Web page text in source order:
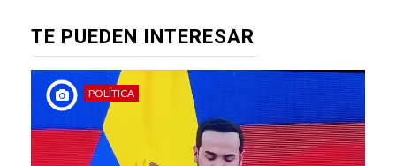
TE PUEDEN INTERESAR
POLÍTICA